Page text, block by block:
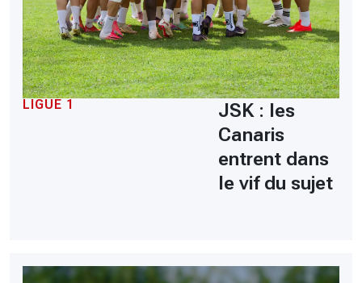
LIGUE 1
JSK : les
Canaris
entrent dans
le vif du sujet